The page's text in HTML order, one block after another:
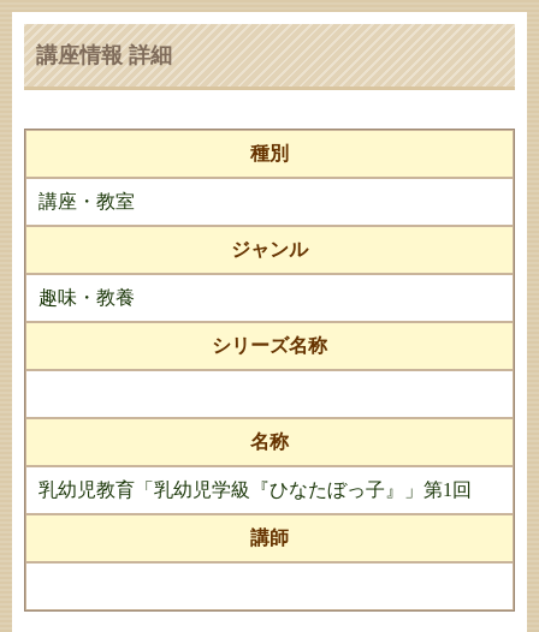
講座情報 詳細
種別
講座・教室
ジャンル
趣味・教養
シリーズ名称
名称
乳幼児教育「乳幼児学級『ひなたぼっ子』」第1回
講師